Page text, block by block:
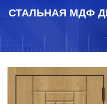
СТАЛЬНАЯ МДФ